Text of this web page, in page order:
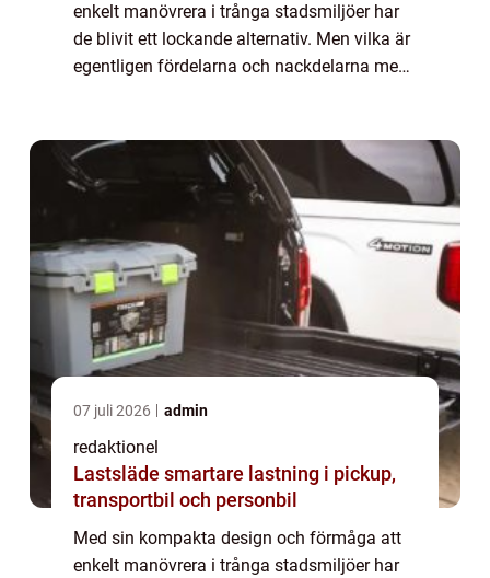
enkelt manövrera i trånga stadsmiljöer har
de blivit ett lockande alternativ. Men vilka är
egentligen fördelarna och nackdelarna med
07 juli 2026 admin
redaktionel
Lastsläde smartare lastning i pickup,
transportbil och personbil
Med sin kompakta design och förmåga att
enkelt manövrera i trånga stadsmiljöer har